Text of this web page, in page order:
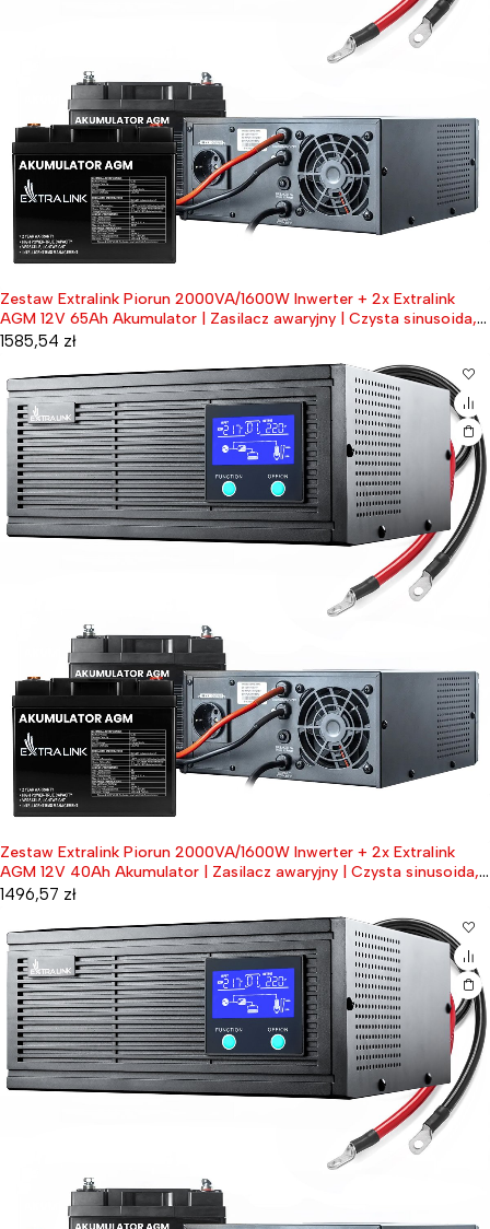
Zestaw Extralink Piorun 2000VA/1600W Inwerter + 2x Extralink
AGM 12V 65Ah Akumulator | Zasilacz awaryjny | Czysta sinusoida,
napięcie akumulatora 12VDC + bezobsługowy
1585,54 zł
Zestaw Extralink Piorun 2000VA/1600W Inwerter + 2x Extralink
AGM 12V 40Ah Akumulator | Zasilacz awaryjny | Czysta sinusoida,
napięcie akumulatora 12VDC + bezobsługowy
1496,57 zł